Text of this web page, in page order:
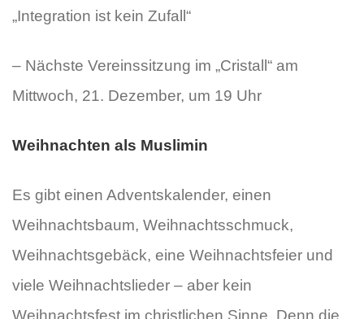
„Integration ist kein Zufall“
– Nächste Vereinssitzung im „Cristall“ am
Mittwoch, 21. Dezember, um 19 Uhr
Weihnachten als Muslimin
Es gibt einen Adventskalender, einen
Weihnachtsbaum, Weihnachtsschmuck,
Weihnachtsgebäck, eine Weihnachtsfeier und
viele Weihnachtslieder – aber kein
Weihnachtsfest im christlichen Sinne. Denn die